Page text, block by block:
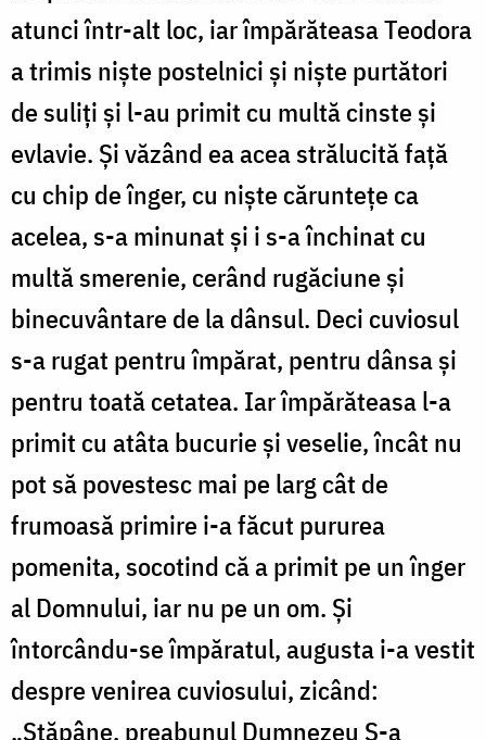
atunci într-alt loc, iar împărăteasa Teodora
a trimis niște postelnici și niște purtători
de suliți și l-au primit cu multă cinste și
evlavie. Și văzând ea acea strălucită față
cu chip de înger, cu niște căruntețe ca
acelea, s-a minunat și i s-a închinat cu
multă smerenie, cerând rugăciune și
binecuvântare de la dânsul. Deci cuviosul
s-a rugat pentru împărat, pentru dânsa și
pentru toată cetatea. Iar împărăteasa l-a
primit cu atâta bucurie și veselie, încât nu
pot să povestesc mai pe larg cât de
frumoasă primire i-a făcut pururea
pomenita, socotind că a primit pe un înger
al Domnului, iar nu pe un om. Și
întorcându-se împăratul, augusta i-a vestit
despre venirea cuviosului, zicând:
„Stăpâne, preabunul Dumnezeu S-a